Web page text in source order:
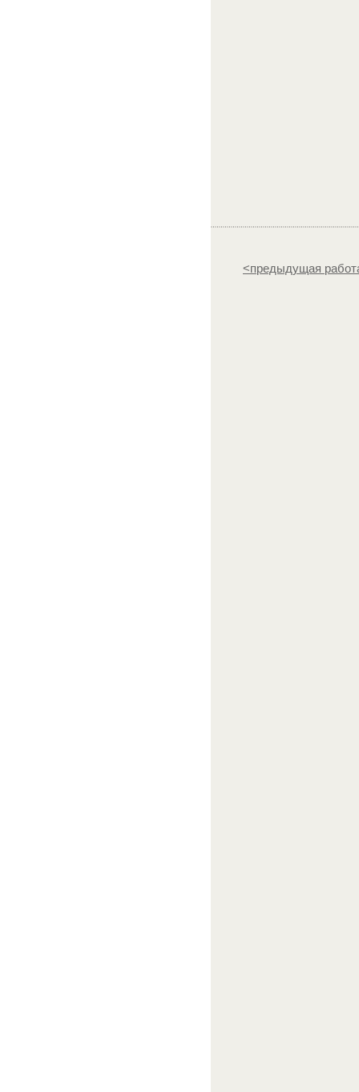
<предыдущая